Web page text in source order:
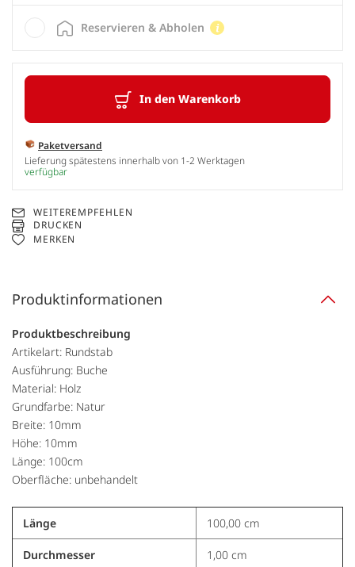
In den Warenkorb
Paketversand
Lieferung spätestens innerhalb von 1-2 Werktagen
verfügbar
Reservieren & Abholen
WEITEREMPFEHLEN
DRUCKEN
MERKEN
Produktinformationen
Produktbeschreibung
Artikelart: Rundstab
Ausführung: Buche
Material: Holz
Grundfarbe: Natur
Breite: 10mm
Höhe: 10mm
Länge: 100cm
Oberfläche: unbehandelt
Länge 100,00 cm
Durchmesser 1,00 cm